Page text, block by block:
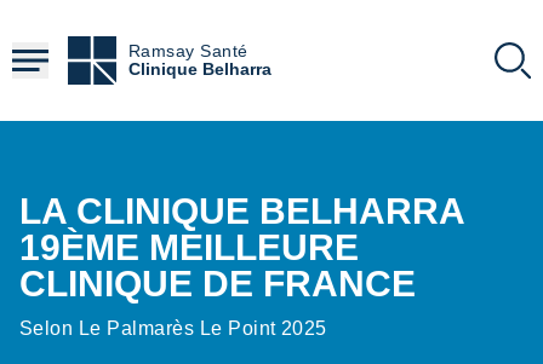
contenu
principal
Ramsay Santé
Clinique Belharra
LA CLINIQUE BELHARRA
19ÈME MEILLEURE
CLINIQUE DE FRANCE
Selon Le Palmarès Le Point 2025